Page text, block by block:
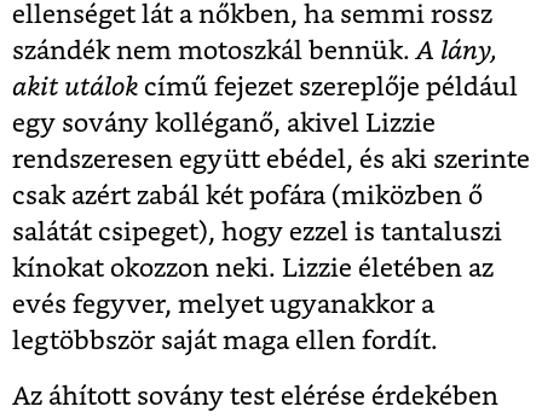
ellenséget lát a nőkben, ha semmi rossz
szándék nem motoszkál bennük. A lány,
akit utálok című fejezet szereplője például
egy sovány kolléganő, akivel Lizzie
rendszeresen együtt ebédel, és aki szerinte
csak azért zabál két pofára (miközben ő
salátát csipeget), hogy ezzel is tantaluszi
kínokat okozzon neki. Lizzie életében az
evés fegyver, melyet ugyanakkor a
legtöbbször saját maga ellen fordít.
Az áhított sovány test elérése érdekében